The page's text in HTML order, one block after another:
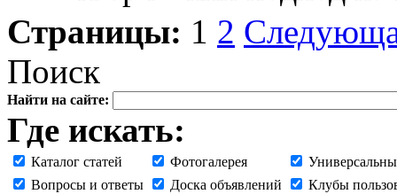
Страницы: 1 2
Поиск
Найти на сайте:
Где искать:
Каталог статей Фотогалерея
Вопросы и ответы
Доска объявлений Клубы